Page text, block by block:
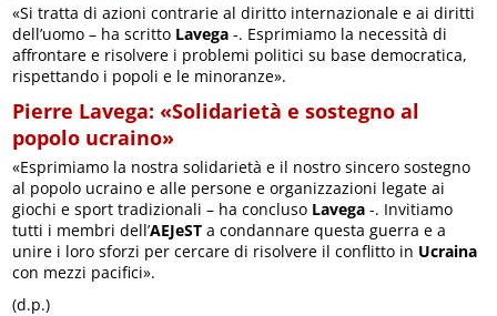
«Si tratta di azioni contrarie al diritto internazionale e ai diritti
dell’uomo – ha scritto Lavega -. Esprimiamo la necessità di
affrontare e risolvere i problemi politici su base democratica,
rispettando i popoli e le minoranze».
Pierre Lavega: «Solidarietà e sostegno al
popolo ucraino»
«Esprimiamo la nostra solidarietà e il nostro sincero sostegno
al popolo ucraino e alle persone e organizzazioni legate ai
giochi e sport tradizionali – ha concluso Lavega -. Invitiamo
tutti i membri dell’AEJeST a condannare questa guerra e a
unire i loro sforzi per cercare di risolvere il conflitto in Ucraina
con mezzi pacifici».
(d.p.)